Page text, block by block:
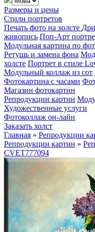
Размеры и цены
Стили портретов
Печать фото на холсте
живопись Поп-Арт
Модульная картина по
Ретушь и замена фона
холсте Портрет в стиле
Модульный коллаж из сот
Фотокартина с часами
Магазин фотокартин
Репродукции картин
Художественные услуги
Фотоколлаж он-лайн
Заказать холст
Главная » Репродукции
Репродукции картин »
CVET777094